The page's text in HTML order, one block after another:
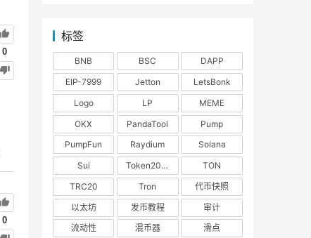
0
0
标签
BNB BSC
DAPP
EIP-7999
Jetton
LetsBonk
Logo
LP
MEME
OKX
PandaTool
Pump
PumpFun
Raydium
Solana
Sui
Token2022
TON
TRC20
Tron
代币快照
以太坊
发币教程
审计
流动性
混币器
滑点